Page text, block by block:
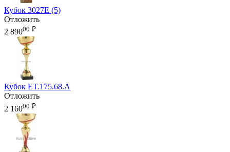
Кубок 3027E (5)
Отложить
2 89000 ₽
Кубок ET.175.68.A
Отложить
2 16000 ₽